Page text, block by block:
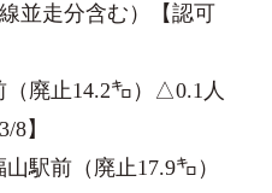
並走分含む）【認可
廃止14.2㌔）△0.1人
】
駅前（廃止17.9㌔）